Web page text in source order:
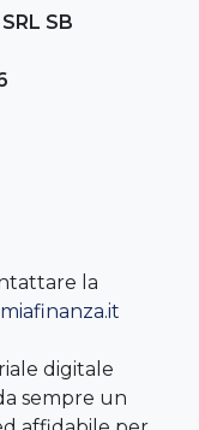
SB
la
digitale
sempre un